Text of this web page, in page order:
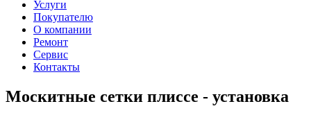
Услуги
Покупателю
О компании
Ремонт
Сервис
Контакты
Москитные сетки плиссе - установка